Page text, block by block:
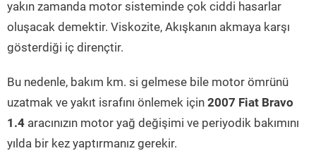
yakın zamanda motor sisteminde çok ciddi hasarlar
oluşacak demektir. Viskozite, Akışkanın akmaya karşı
gösterdiği iç dirençtir.
Bu nedenle, bakım km. si gelmese bile motor ömrünü
uzatmak ve yakıt israfını önlemek için 2007 Fiat Bravo
1.4 aracınızın motor yağ değişimi ve periyodik bakımını
yılda bir kez yaptırmanız gerekir.